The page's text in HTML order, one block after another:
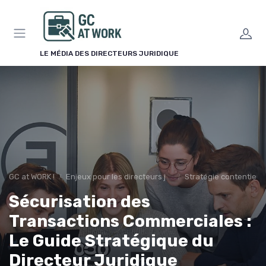
LE MÉDIA DES DIRECTEURS JURIDIQUE
GC at WORK ! Enjeux pour les directeurs juridiques Stratégie
Sécurisation des
Transactions Commerciales :
Le Guide Stratégique du
Directeur Juridique